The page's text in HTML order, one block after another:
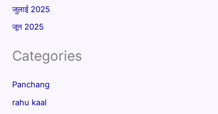
जुलाई 2025
जून 2025
Categories
Panchang
rahu kaal